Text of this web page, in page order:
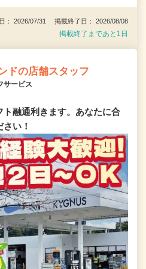
： 2026/07/31 掲載終了日： 2026/08/08
掲載終了まであと1日
ドの店舗スタッフ
サービス
融通利きます。あなたに合
い！